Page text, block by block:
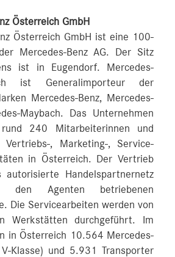
Österreich GmbH
Österreich GmbH ist eine 100-
Mercedes-Benz AG. Der Sitz
ist in Eugendorf. Mercedes-
ist Generalimporteur der
Mercedes-Benz, Mercedes-
Maybach. Das Unternehmen
240 Mitarbeiterinnen und
, Marketing-, Service-
in Österreich. Der Vertrieb
Handelspartnernetz
Agenten betriebenen
Die Servicearbeiten werden von
Werkstätten durchgeführt. Im
in Österreich 10.564 Mercedes-
Klasse) und 5.931 Transporter